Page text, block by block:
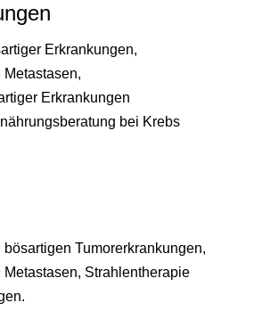
Erkrankungen,
Erkrankungen
bei Krebs
Tumorerkrankungen,
Strahlentherapie